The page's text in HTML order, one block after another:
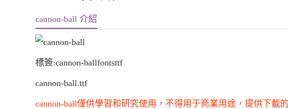
cannon-ball 介紹
標簽:cannon-ballfontsttf
cannon-ball.ttf
cannon-ball僅供學習和研究使用，不得用于商業用途，提供下載